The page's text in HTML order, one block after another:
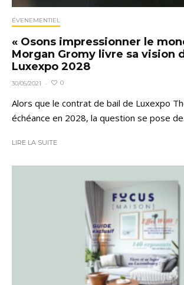
ÉVENEMENTIEL
« Osons impressionner le
Morgan Gromy livre sa vision
Luxexpo 2028
30/05/2021 · 0
Alors que le contrat de bail de Luxexpo
échéance en 2028, la question se pose
LIRE LA SUITE